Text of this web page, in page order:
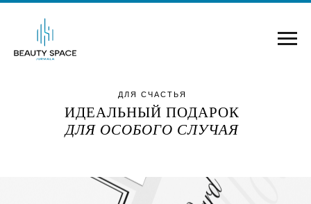
ИДЕАЛЬНЫЙ ПОДАРОК
ДЛЯ ОСОБОГО СЛУЧАЯ
ДЛЯ СЧАСТЬЯ